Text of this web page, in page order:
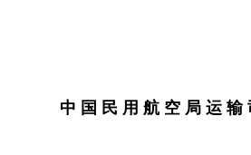
中 国 民 用 航 空 局 运 输